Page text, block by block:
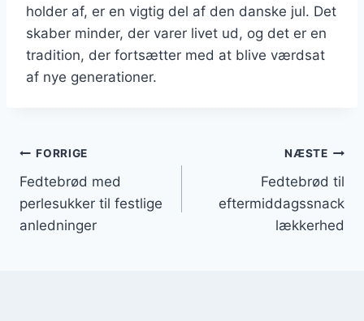
holder af, er en vigtig del af den danske jul. Det
skaber minder, der varer livet ud, og det er en
tradition, der fortsætter med at blive værdsat
af nye generationer.
Indlægsnavigation
FORRIGE
Fedtebrød med
perlesukker til festlige
anledninger
NÆSTE
Fedtebrød til
eftermiddagssnack
lækkerhed